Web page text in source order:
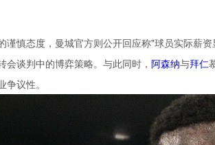
谨慎态度，曼城官方则公开回应称"球员实际薪
会谈判中的博弈策略。与此同时， 阿森纳与拜仁
议性。